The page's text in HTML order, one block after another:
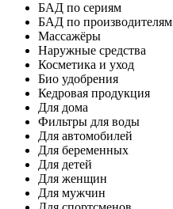
БАД по сериям
БАД по производителям
Массажёры
Наружные средства
Косметика и уход
Био удобрения
Кедровая продукция
Для дома
Фильтры для воды
Для автомобилей
Для беременных
Для детей
Для женщин
Для мужчин